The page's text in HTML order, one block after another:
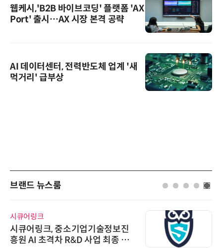
웹케시,'B2B 바이브코딩' 플랫폼 'AX
Port' 출시…AX 시장 본격 공략
AI 데이터센터, 전력반도체 업계 '새
먹거리' 급부상
브랜드 뉴스룸
시큐어링크
시큐어링크, 중소기업기술정보진
흥원 AI 초격차 R&D 사업 최종 선